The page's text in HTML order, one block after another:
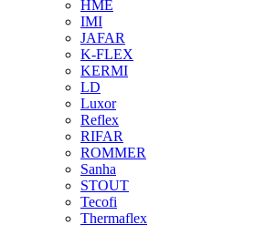
HME
IMI
JAFAR
K-FLEX
KERMI
LD
Luxor
Reflex
RIFAR
ROMMER
Sanha
STOUT
Tecofi
Thermaflex